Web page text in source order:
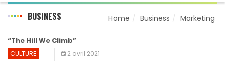
BUSINESS Home Business Marketing
“The Hill We Climb”
CULTURE 2 avril 2021